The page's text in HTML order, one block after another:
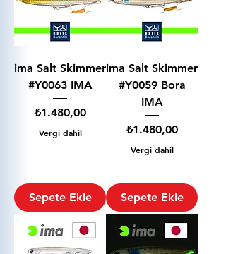
ima Salt Skimmer
#Y0063 IMA
Fiyat
₺1.480,00
Vergi dahil
Sepete Ekle
ima Salt Skimmer
#Y0059 Bora
IMA
Fiyat
₺1.480,00
Vergi dahil
Sepete Ekle